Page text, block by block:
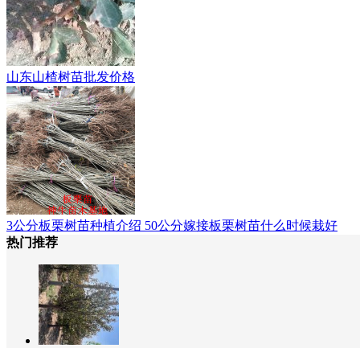
山东山楂树苗批发价格
3公分板栗树苗种植介绍 50公分嫁接板栗树苗什么时候栽好
热门推荐